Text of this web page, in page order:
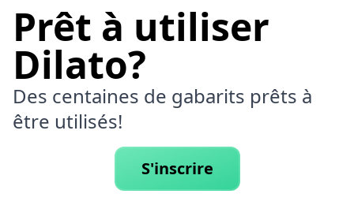
Prêt à utiliser
Dilato?
Des centaines de gabarits prêts à
être utilisés!
S'inscrire